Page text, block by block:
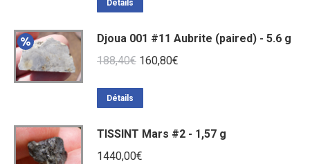
Détails
Djoua 001 #11 Aubrite (paired) - 5.6 g
188,40€ Le
188,40€.
160,80€
160,80€.
Détails
TISSINT Mars #2 - 1,57 g
1440,00€